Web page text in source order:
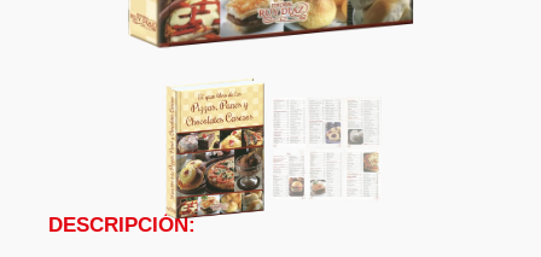
DESCRIPCIÓN: